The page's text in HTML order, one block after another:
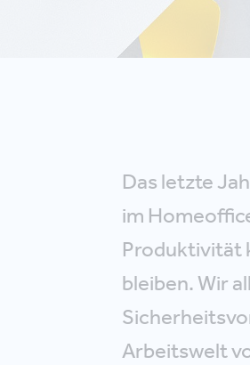
Das letzte
im
Produktivität
bleiben. Wir
Arbeitswelt